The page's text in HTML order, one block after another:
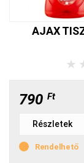
AJAX
★
790 Ft
Részletek
Rendelhető